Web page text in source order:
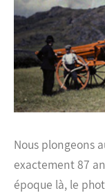
Nous plongeons
exactement 87
époque là, le